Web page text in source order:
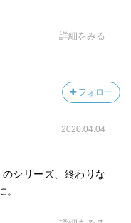
一の遠い親戚。三十
野電気社員。松山健
む女性が無駄な脂肪
重ねる際に身体全体
スポーツのベテラン
詳細をみる
フォロー
2020.04.04
シリーズ、終わりな